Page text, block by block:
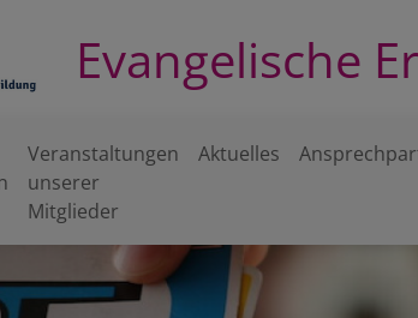
Evangelische
Veranstaltungen
unserer
Mitglieder
Aktuelles